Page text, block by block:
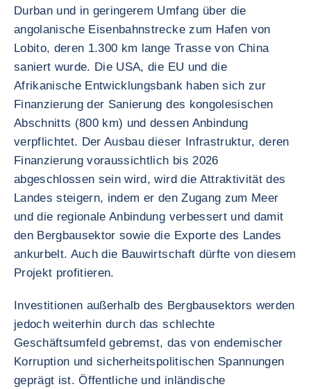
Durban und in geringerem Umfang über die
angolanische Eisenbahnstrecke zum Hafen von
Lobito, deren 1.300 km lange Trasse von China
saniert wurde. Die USA, die EU und die
Afrikanische Entwicklungsbank haben sich zur
Finanzierung der Sanierung des kongolesischen
Abschnitts (800 km) und dessen Anbindung
verpflichtet. Der Ausbau dieser Infrastruktur, deren
Finanzierung voraussichtlich bis 2026
abgeschlossen sein wird, wird die Attraktivität des
Landes steigern, indem er den Zugang zum Meer
und die regionale Anbindung verbessert und damit
den Bergbausektor sowie die Exporte des Landes
ankurbelt. Auch die Bauwirtschaft dürfte von diesem
Projekt profitieren.
Investitionen außerhalb des Bergbausektors werden
jedoch weiterhin durch das schlechte
Geschäftsumfeld gebremst, das von endemischer
Korruption und sicherheitspolitischen Spannungen
geprägt ist. Öffentliche und inländische